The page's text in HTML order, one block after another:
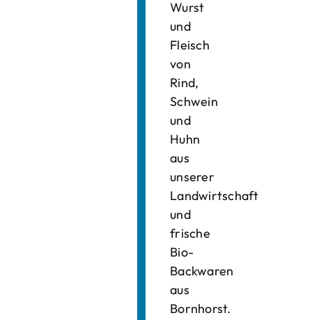
Wurst
und
Fleisch
von
Rind,
Schwein
und
Huhn
aus
unserer
Landwirtschaft
und
frische
Bio-
Backwaren
aus
Bornhorst.